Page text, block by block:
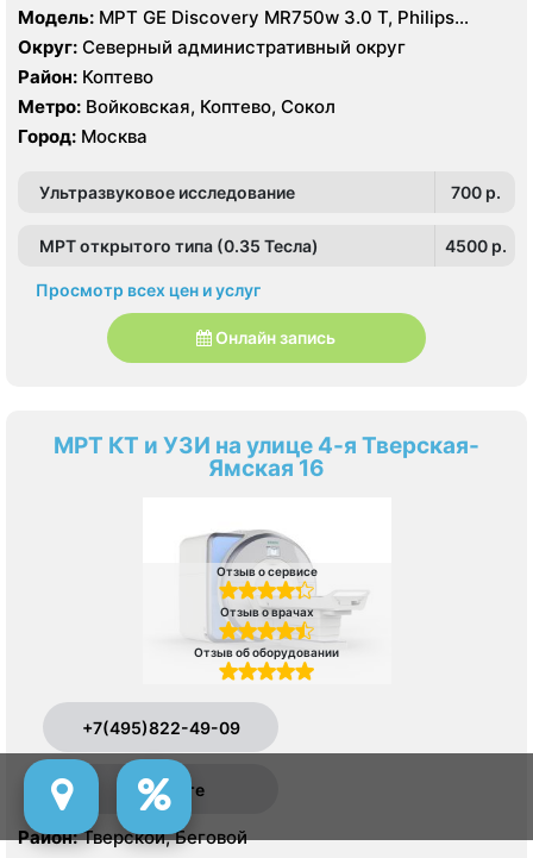
Модель: МРТ GE Discovery MR750w 3.0 T, Philips
Ingenia 1.5 Т, GE Signa Ovation HDx 0.35T, КТ Philips
Ingenuity Elite 128 срезов, GE LightSpeed 64 среза,
Siemens SOMATOM Emotion 16 срезов
Округ: Северный административный округ
Район: Коптево
Метро: Войковская, Коптево, Сокол
Город: Москва
Ультразвуковое исследование 700 p.
МРТ открытого типа (0.35 Тесла) 4500 p.
Просмотр всех цен и услуг
Онлайн запись
МРТ КТ и УЗИ на улице 4-я Тверская-
Ямская 16
Отзыв о сервисе
Отзыв о врачах
Отзыв об оборудовании
+7(495)822-49-09
На карте
Район:Тверской, Беговой